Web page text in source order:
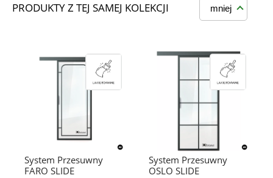
PRODUKTY Z TEJ SAMEJ KOLEKCJI mniej
System Przesuwny
FARO SLIDE
System Przesuwny
OSLO SLIDE